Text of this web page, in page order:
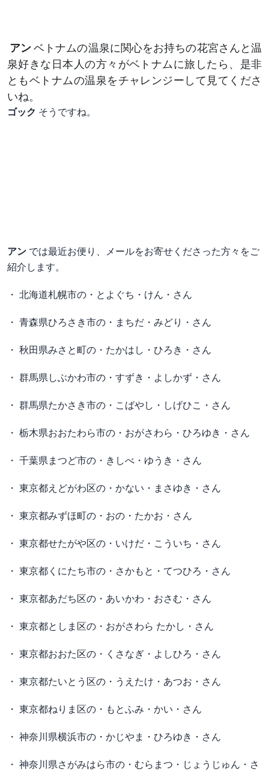
アンベトナムの温泉に関心をお持ちの花宮さんと温
泉好きな日本人の方々がベトナムに旅したら、是非
ともベトナムの温泉をチャレンジーして見てくださ
いね。
ゴック そうですね。
アン
紹介します。
・ 北海道札幌市の・とよぐち・けん・さん
・ 青森県ひろさき市の・まちだ・みどり・さん
・ 秋田県みさと町の・たかはし・ひろき・さん
・ 群馬県しぶかわ市の・すずき・よしかず・さん
・ 群馬県たかさき市の・こばやし・しげひこ・さん
・ 栃木県おおたわら市の・おがさわら・ひろゆき・さん
・ 千葉県まつど市の・きしべ・ゆうき・さん
・ 東京都えどがわ区の・かない・まさゆき・さん
・ 東京都みずほ町の・おの・たかお・さん
・ 東京都せたがや区の・いけだ・こういち・さん
・ 東京都くにたち市の・さかもと・てつひろ・さん
・ 東京都あだち区の・あいかわ・おさむ・さん
・ 東京都としま区の・おがさわら たかし・さん
・ 東京都おおた区の・くさなぎ・よしひろ・さん
・ 東京都たいとう区の・うえたけ・あつお・さん
・ 東京都ねりま区の・もとふみ・かい・さん
・ 神奈川県横浜市の・かじやま・ひろゆき・さん
・ 神奈川県さがみはら市の・むらまつ・じょうじゅん・さ